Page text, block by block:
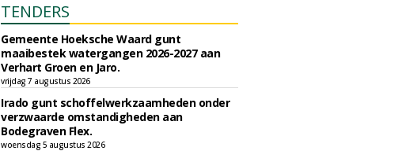
TENDERS
Gemeente Hoeksche Waard gunt
maaibestek watergangen 2026-2027 aan
Verhart Groen en Jaro.
vrijdag 7 augustus 2026
Irado gunt schoffelwerkzaamheden onder
verzwaarde omstandigheden aan
Bodegraven Flex.
woensdag 5 augustus 2026